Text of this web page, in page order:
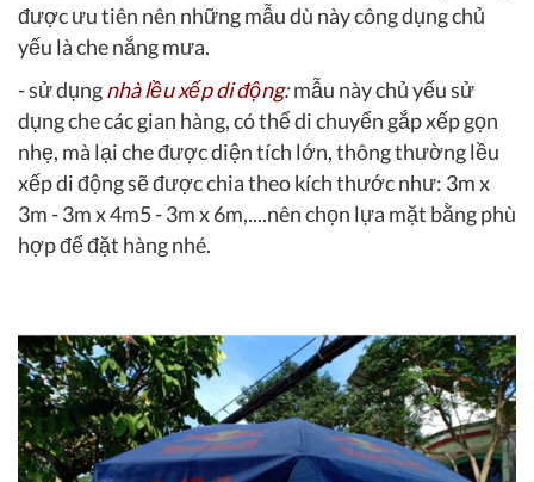
được ưu tiên nên những mẫu dù này công dụng chủ
yếu là che nắng mưa.
- sử dụngnhà lều xếp di động:mẫu này chủ yếu sử
dụng che các gian hàng, có thể di chuyển gắp xếp gọn
nhẹ, mà lại che được diện tích lớn, thông thường lều
xếp di động sẽ được chia theo kích thước như: 3m x
3m - 3m x 4m5 - 3m x 6m,....nên chọn lựa mặt bằng phù
hợp để đặt hàng nhé.